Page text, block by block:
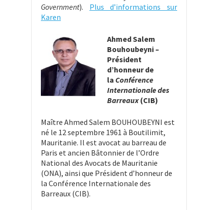
Government). Plus d’informations sur
Karen
Ahmed Salem
Bouhoubeyni –
Président
d’honneur de
la Conférence
Internationale des
Barreaux(CIB)
Maître Ahmed Salem BOUHOUBEYNI est
né le 12 septembre 1961 à Boutilimit,
Mauritanie. Il est avocat au barreau de
Paris et ancien Bâtonnier de l’Ordre
National des Avocats de Mauritanie
(ONA), ainsi que Président d’honneur de
la Conférence Internationale des
Barreaux (CIB).